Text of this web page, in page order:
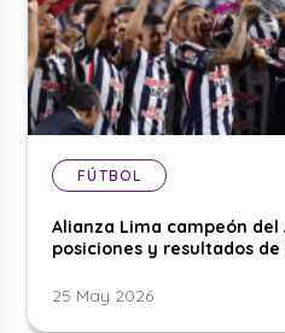
FÚTBOL
Alianza Lima campeón
posiciones y resultados de
25 May 2026